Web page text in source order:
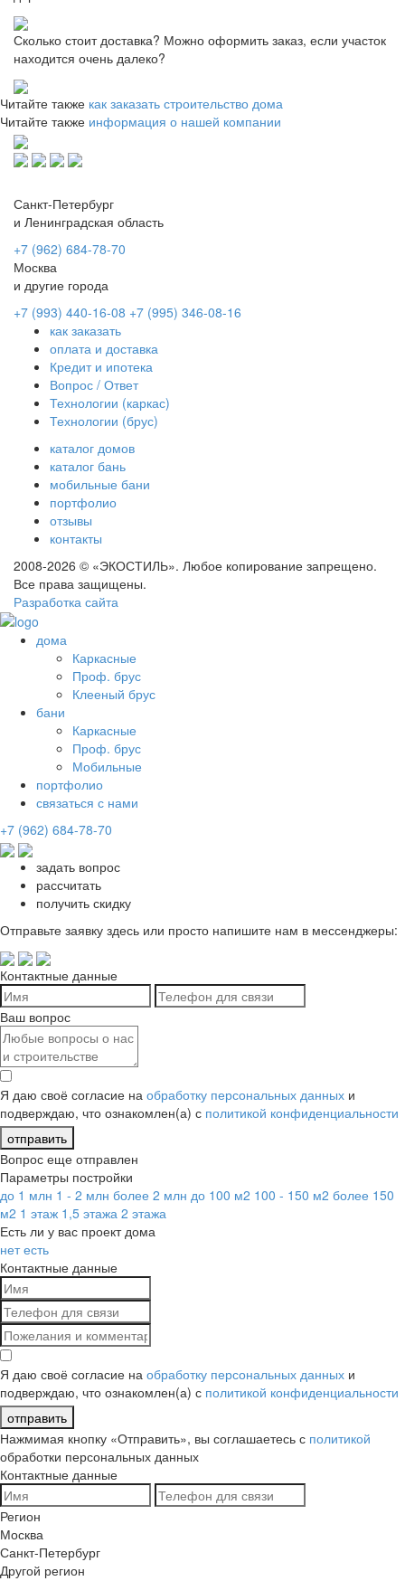
Сколько стоит доставка? Можно оформить заказ, если участок
находится очень далеко?
Читайте также как заказать строительство дома
Читайте также информация о нашей компании
Санкт-Петербург
и Ленинградская область
+7 (962) 684-78-70
Москва
и другие города
+7 (993) 440-16-08 +7 (995) 346-08-16
как заказать
оплата и доставка
Кредит и ипотека
Вопрос / Ответ
Технологии (каркас)
Технологии (брус)
каталог домов
каталог бань
мобильные бани
портфолио
отзывы
контакты
2008-2026 © «ЭКОСТИЛЬ». Любое копирование запрещено.
Все права защищены.
Разработка сайта
дома
Каркасные
Проф. брус
Клееный брус
бани
Каркасные
Проф. брус
Мобильные
портфолио
связаться с нами
+7 (962) 684-78-70
задать вопрос
рассчитать
получить скидку
Отправьте заявку здесь или просто напишите нам в мессенджеры:
Контактные данные
Ваш вопрос
Я даю своё согласие на обработку персональных данных и
подверждаю, что ознакомлен(а) с политикой конфиденциальности
отправить
Вопрос еще отправлен
Параметры постройки
до 1 млн 1 - 2 млн более 2 млн до 100 м2 100 - 150 м2 более 150
м2 1 этаж 1,5 этажа 2 этажа
Есть ли у вас проект дома
нет есть
Контактные данные
Я даю своё согласие на обработку персональных данных и
подверждаю, что ознакомлен(а) с политикой конфиденциальности
отправить
Нажмимая кнопку «Отправить», вы соглашаетесь с политикой
обработки персональных данных
Контактные данные
Регион
Москва
Санкт-Петербург
Другой регион